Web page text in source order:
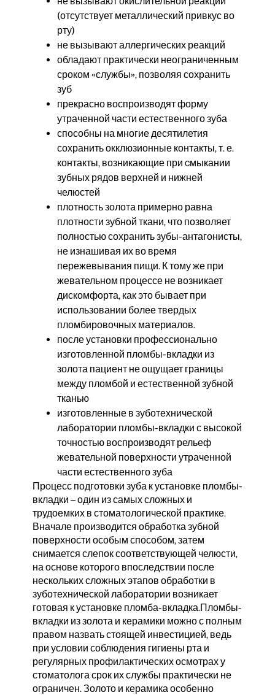
(отсутствует металлический привкус во
рту)
не вызывают аллергических реакций
обладают практически неограниченным
сроком «службы», позволяя сохранить
зуб
прекрасно воспроизводят форму
утраченной части естественного зуба
способны на многие десятилетия
сохранить окклюзионные контакты, т. е.
контакты, возникающие при cмыкании
зубных рядов верхней и нижней
челюстей
плотность золота примерно равна
плотности зубной ткани, что позволяет
полностью сохранить зубы-антагонисты,
не изнашивая их во время
пережевывания пищи. К тому же при
жевательном процессе не возникает
дискомфорта, как это бывает при
использовании более твердых
пломбировочных материалов.
после установки профессионально
изготовленной пломбы-вкладки из
золота пациент не ощущает границы
между пломбой и естественной зубной
тканью
изготовленные в зуботехнической
лаборатории пломбы-вкладки с высокой
точностью воспроизводят рельеф
жевательной поверхности утраченной
части естественного зуба
Прoцесс подготовки зуба к установке пломбы-
вкладки – один из самых сложных и
трудоемких в стоматологической практике.
Вначале производится обработка зубной
поверхности особым способом, затем
снимается слепок соответствующей челюсти,
на основе которого впоследствии после
нескольких сложных этапов обработки в
зуботехнической лаборатории возникает
готовая к установке пломба-вкладка.Пломбы-
вкладки из золота и керамики можно с полным
правом назвать стоящей инвестицией, ведь
при условии соблюдения гигиены рта и
регулярных профилактических осмотрах у
стоматолога срок их службы практически не
ограничен. Золото и керамика особенно